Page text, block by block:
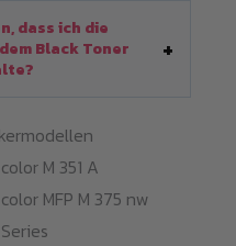
dass ich die
Black Toner
M 351 A
MFP M 375 nw